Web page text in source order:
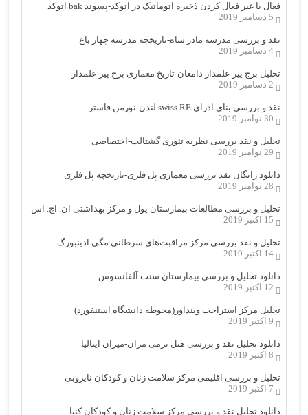
فعال یا غیر فعال کردن ذخیره اتوماتیک در اتوکد-پسوند bak اتوکد
5 دسامبر 2019
نقد و بررسی مدرسه مادر شاه-تاریخچه مدرسه چهار باغ
4 دسامبر 2019
تحلیل برج پیر علمدار دامغان-تاریخ معماری برج پیر علمدار
2 دسامبر 2019
نقد و بررسی بنای ادرای swiss RE لندن-نورمن فاستر
30 نوامبر 2019
تحلیل و نقد بررسی نظریه تئوری گشتالت-اختصاصی
29 نوامبر 2019
دانلود رایگان نقد بررسی معماری پل فلزی-تاریخچه پل فلزی
28 نوامبر 2019
تحلیل و بررسی مطالعات بیمارستان پول و مرکز بهداشتی ان. اچ. اس
15 اکتبر 2019
تحلیل و نقد بررسی مرکز مراقبت‌های سرطانی مگی ادینبورگ
14 اکتبر 2019
دانلود تحلیل و بررسی بیمارستان سنت آلفانسوس
12 اکتبر 2019
تحلیل مرکز استراحت وینداور(محوطه دانشگاه استنفورد)
9 اکتبر 2019
دانلود تحلیل نقد و بررسی هتل ترمی مران-میران ایتالیا
8 اکتبر 2019
تحلیل و بررسی اقلیمی مرکز سلامت زنان و کودکان نایروبی
7 اکتبر 2019
دانلود تحلیل نقد و بررسی مرکز سلامت زنان و کودکان کنیا